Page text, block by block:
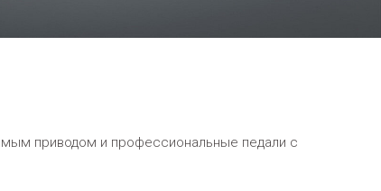
приводом и профессиональные педали с